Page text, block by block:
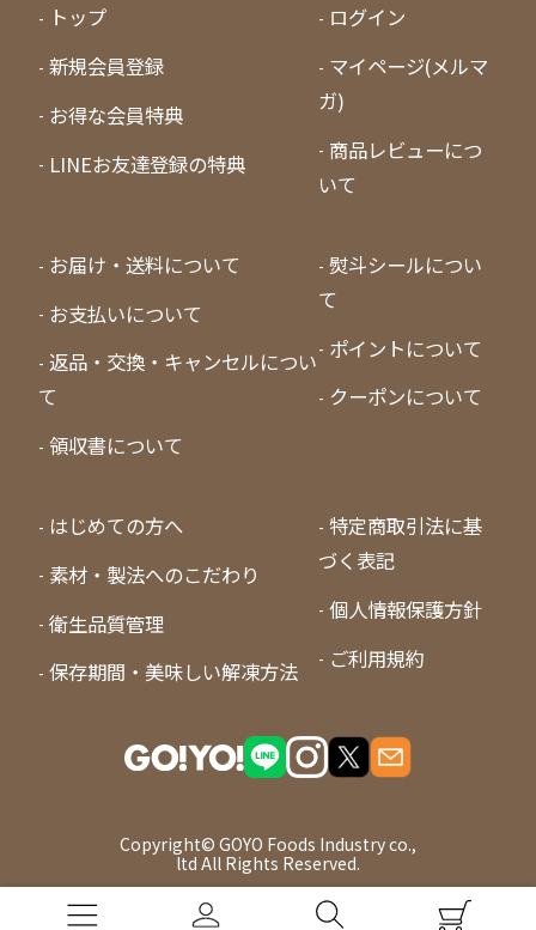
トップ
新規会員登録
お得な会員特典
LINEお友達登録の特典
ログイン
マイページ(メルマ
ガ)
商品レビューにつ
いて
お届け・送料について
お支払いについて
返品・交換・キャンセルについ
て
領収書について
熨斗シールについ
て
ポイントについて
クーポンについて
はじめての方へ
素材・製法へのこだわり
衛生品質管理
保存期間・美味しい解凍方法
特定商取引法に基
づく表記
個人情報保護方針
ご利用規約
Copyright© GOYO Foods Industry co.,
ltd All Rights Reserved.